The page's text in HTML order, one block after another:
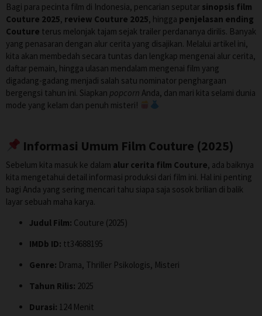
Bagi para pecinta film di Indonesia, pencarian seputar sinopsis film
Couture 2025, review Couture 2025, hingga penjelasan ending
Couture terus melonjak tajam sejak trailer perdananya dirilis. Banyak
yang penasaran dengan alur cerita yang disajikan. Melalui artikel ini,
kita akan membedah secara tuntas dan lengkap mengenai alur cerita,
daftar pemain, hingga ulasan mendalam mengenai film yang
digadang-gadang menjadi salah satu nominator penghargaan
bergengsi tahun ini. Siapkan popcorn Anda, dan mari kita selami dunia
mode yang kelam dan penuh misteri!
Informasi Umum Film Couture (2025)
Sebelum kita masuk ke dalam alur cerita film Couture, ada baiknya
kita mengetahui detail informasi produksi dari film ini. Hal ini penting
bagi Anda yang sering mencari tahu siapa saja sosok brilian di balik
layar sebuah maha karya.
Judul Film: Couture (2025)
IMDb ID: tt34688195
Genre: Drama, Thriller Psikologis, Misteri
Tahun Rilis: 2025
Durasi: 124 Menit